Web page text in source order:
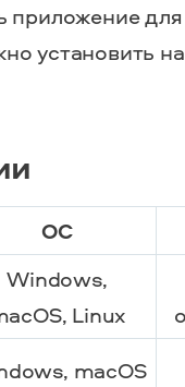
приложение
установить
ОС
Windows,
Linux
macOS